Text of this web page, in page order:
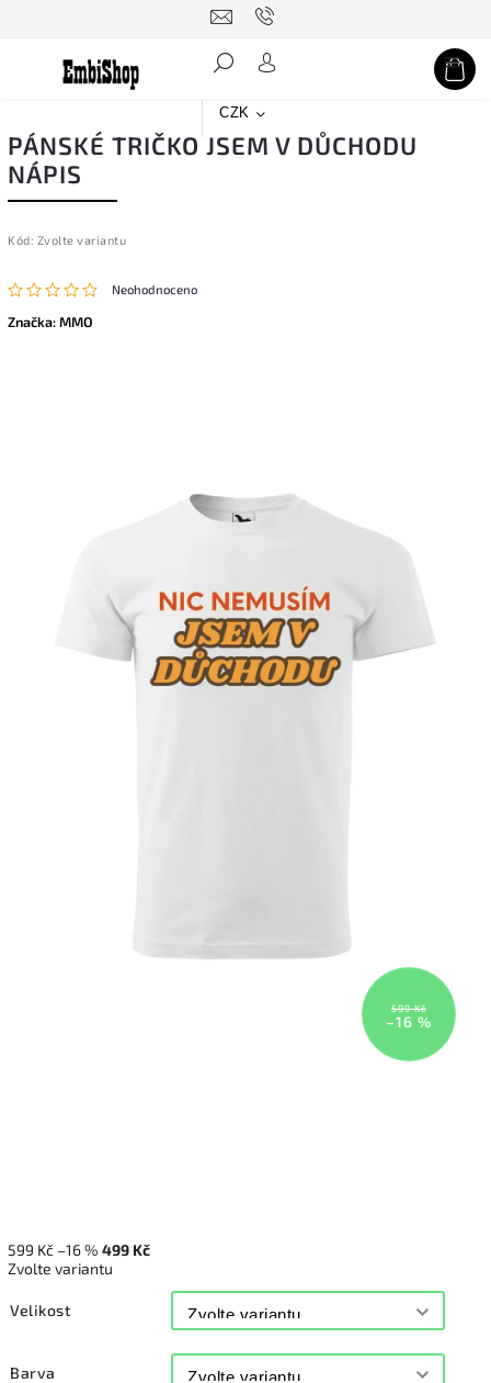
CZK
Hledat
PÁNSKÉ TRIČKO JSEM V DŮCHODU
NÁPIS
Kód: Zvolte variantu
Neohodnoceno
Značka:MMO
599 Kč
–16 %
599 Kč –16 % 499 Kč
Zvolte variantu
Velikost
Barva